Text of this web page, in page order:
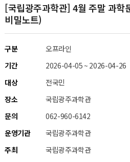
[국립광주과학관] 4월 주말 과학
비밀노트)
구분
오프라인
기간
2026-04-05 ~ 2026-04-26
대상
전국민
장소
국립광주과학관
문의
062-960-6142
운영기관
국립광주과학관
주최
국립광주과학관